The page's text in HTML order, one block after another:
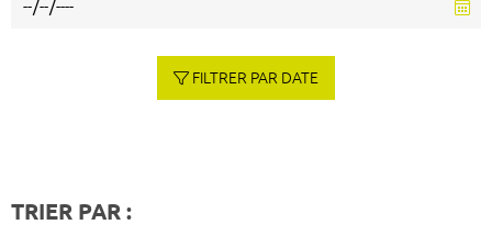
FILTRER PAR DATE
TRIER PAR :